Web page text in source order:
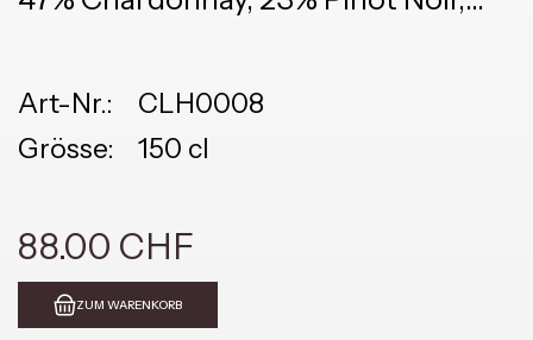
Art-Nr.:
CLH0008
Grösse:
150 cl
88.00 CHF
ZUM WARENKORB